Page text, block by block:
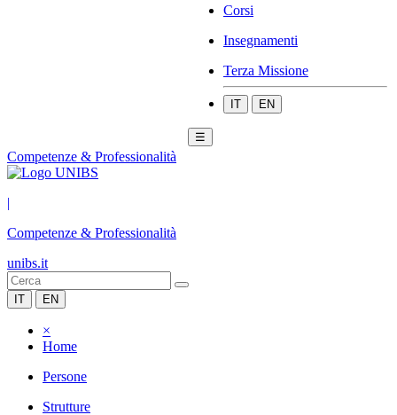
Corsi
Insegnamenti
Terza Missione
IT EN
☰
Competenze & Professionalità
|
Competenze & Professionalità
unibs.it
IT EN
×
Home
Persone
Strutture